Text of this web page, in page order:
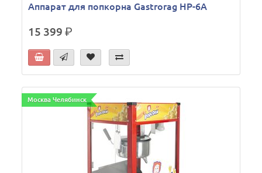
Аппарат для попкорна Gastrorag HP-6A
15 399р.
Москва Челябинск